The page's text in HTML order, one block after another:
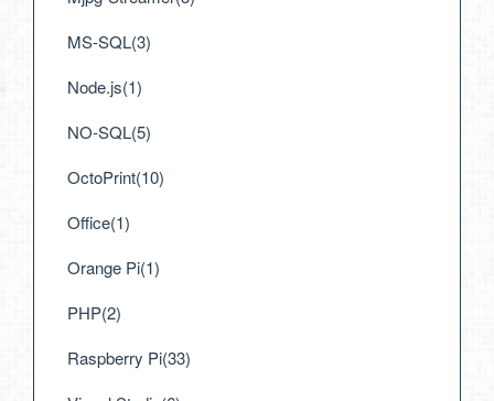
MS-SQL(3)
Node.js(1)
NO-SQL(5)
OctoPrint(10)
Office(1)
Orange Pi(1)
PHP(2)
Raspberry Pi(33)